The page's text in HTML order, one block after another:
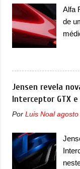
Ele
Alfa
de
que
Jensen revela
Interceptor GTX
Por Luis Noal